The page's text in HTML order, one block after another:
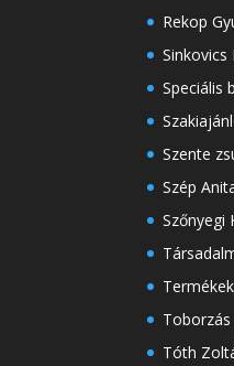
Rekop
Sinkovics
Speciális
Szente
Szép
Szőnyegi
Termékek
Toborzás
Tóth